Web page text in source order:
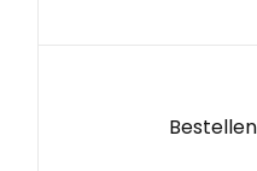
Bestellen